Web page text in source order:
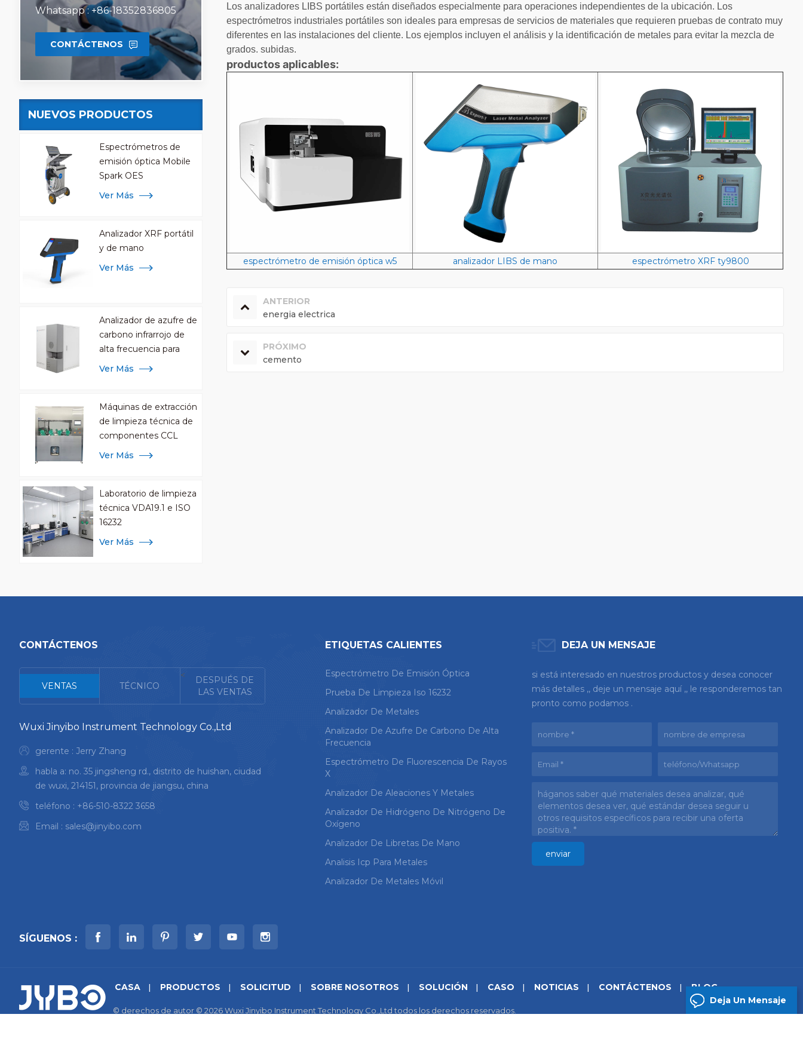
Whatsapp : +86-18352836805
CONTÁCTENOS
NUEVOS PRODUCTOS
Espectrómetros de
emisión óptica Mobile
Spark OES
Ver Más
Analizador XRF portátil
y de mano
Ver Más
Analizador de azufre de
carbono infrarrojo de
alta frecuencia para
análisis de metales
Ver Más
Máquinas de extracción
de limpieza técnica de
componentes CCL
Ver Más
Laboratorio de limpieza
técnica VDA19.1 e ISO
16232
Ver Más
Los analizadores LIBS portátiles están diseñados especialmente para operaciones independientes de la ubicación. Los
espectrómetros industriales portátiles son ideales para empresas de servicios de materiales que requieren pruebas de contrato muy
diferentes en las instalaciones del cliente. Los ejemplos incluyen el análisis y la identificación de metales para evitar la mezcla de
grados. subidas.
productos aplicables:
espectrómetro de emisión óptica w5 analizador LIBS de mano espectrómetro XRF ty9800
ANTERIOR
energia electrica
PRÓXIMO
cemento
CONTÁCTENOS
VENTAS TÉCNICO
<
DESPUÉS DE
LAS VENTAS
Wuxi Jinyibo Instrument Technology Co.,Ltd
gerente : Jerry Zhang
habla a: no. 35 jingsheng rd., distrito de huishan, ciudad
de wuxi, 214151, provincia de jiangsu, china
teléfono : +86-510-8322 3658
Email : sales@jinyibo.com
ETIQUETAS CALIENTES
Espectrómetro De Emisión Óptica
Prueba De Limpieza Iso 16232
Analizador De Metales
Analizador De Azufre De Carbono De Alta
Frecuencia
Espectrómetro De Fluorescencia De Rayos
X
Analizador De Aleaciones Y Metales
Analizador De Hidrógeno De Nitrógeno De
Oxígeno
Analizador De Libretas De Mano
Analisis Icp Para Metales
Analizador De Metales Móvil
DEJA UN MENSAJE
si está interesado en nuestros productos y desea conocer
más detalles ,, deje un mensaje aquí ,, le responderemos tan
pronto como podamos .
SÍGUENOS :
CASA PRODUCTOS SOLICITUD SOBRE NOSOTROS SOLUCIÓN CASO NOTICIAS CONTÁCTENOS BLOG
© derechos de autor © 2026 Wuxi Jinyibo Instrument Technology Co.,Ltd todos los derechos reservados.
Deja Un Mensaje